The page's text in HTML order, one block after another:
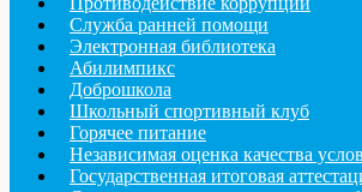
Служба ранней помощи
Электронная библиотека
Абилимпикс
Доброшкола
Школьный спортивный клуб
Горячее питание
Независимая оценка качества
Государственная итоговая